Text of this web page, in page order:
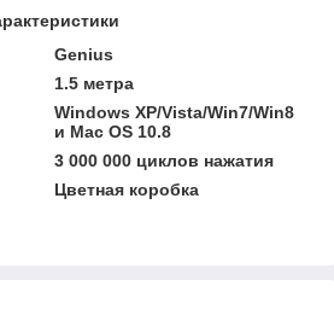
Genius
1.5 метра
Windows XP/Vista/Win7/Win8
и Mac OS 10.8
3 000 000 циклов нажатия
Цветная коробка